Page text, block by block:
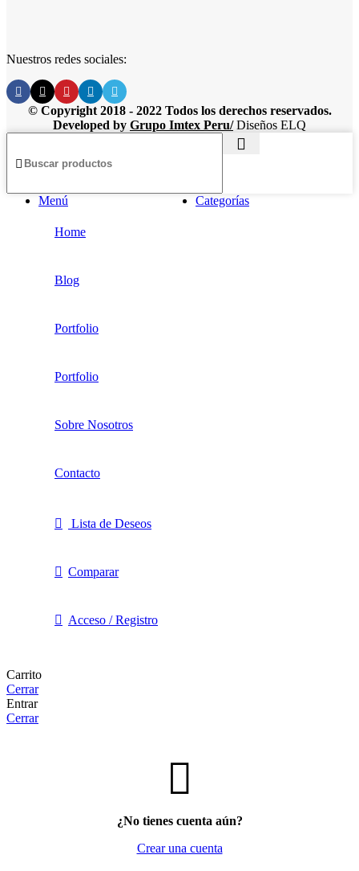
Nuestros redes sociales:
© Copyright 2018 - 2022 Todos los derechos reservados.
Developed by Grupo Imtex Peru/ Diseños ELQ
Menú Categorías
Home
Blog
Portfolio
Portfolio
Sobre Nosotros
Contacto
Lista de Deseos
Comparar
Acceso / Registro
Carrito
Cerrar
Entrar
Cerrar
¿No tienes cuenta aún?
Crear una cuenta